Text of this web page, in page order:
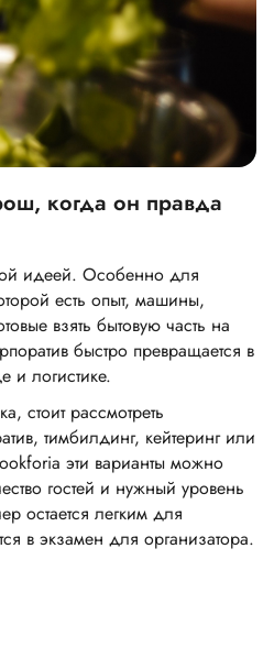
когда он правда
идеей. Особенно для
есть опыт, машины,
взять бытовую часть на
быстро превращается в
и логистике.
стоит рассмотреть
тимбилдинг, кейтеринг или
эти варианты можно
гостей и нужный уровень
остается легким для
в экзамен для организатора.